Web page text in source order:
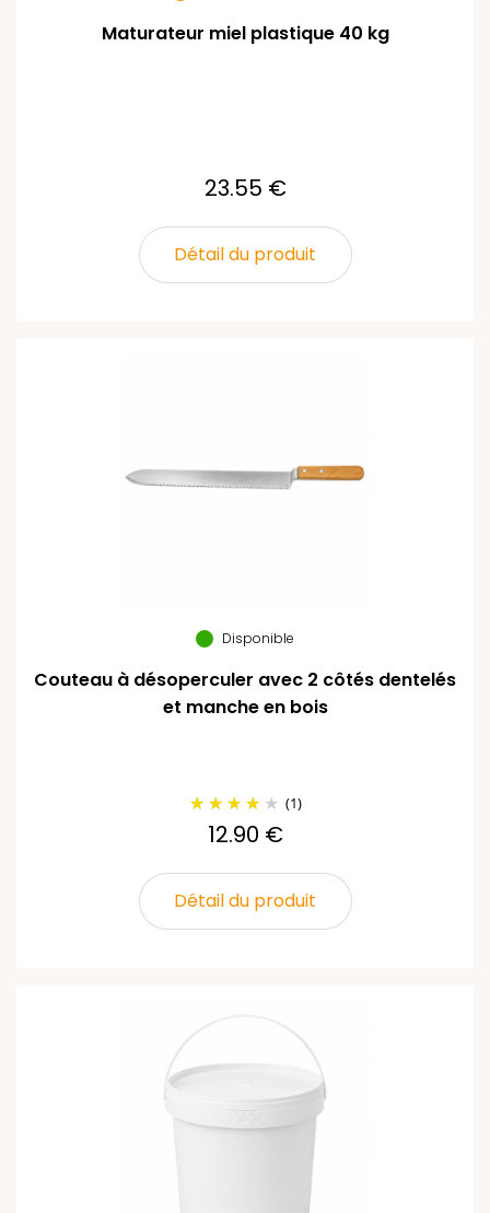
Maturateur miel plastique 40 kg
23.55 €
Détail du produit
Disponible
Couteau à désoperculer avec 2 côtés dentelés
et manche en bois
(1)
12.90 €
Détail du produit